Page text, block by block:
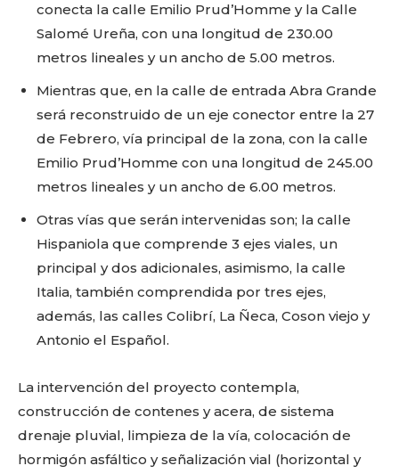
conecta la calle Emilio Prud’Homme y la Calle
Salomé Ureña, con una longitud de 230.00
metros lineales y un ancho de 5.00 metros.
Mientras que, en la calle de entrada Abra Grande
será reconstruido de un eje conector entre la 27
de Febrero, vía principal de la zona, con la calle
Emilio Prud’Homme con una longitud de 245.00
metros lineales y un ancho de 6.00 metros.
Otras vías que serán intervenidas son; la calle
Hispaniola que comprende 3 ejes viales, un
principal y dos adicionales, asimismo, la calle
Italia, también comprendida por tres ejes,
además, las calles Colibrí, La Ñeca, Coson viejo y
Antonio el Español.
La intervención del proyecto contempla,
construcción de contenes y acera, de sistema
drenaje pluvial, limpieza de la vía, colocación de
hormigón asfáltico y señalización vial (horizontal y